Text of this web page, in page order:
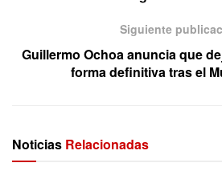
Siguiente
Guillermo Ochoa anuncia que
forma definitiva tras el
Noticias Relacionadas